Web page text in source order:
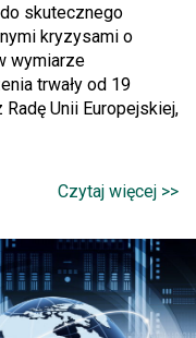
skutecznego
kryzysami o
wymiarze
trwały od 19
Unii Europejskiej,
Czytaj więcej >>